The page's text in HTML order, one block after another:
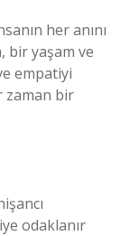
her anını
bir yaşam ve
empatiyi
zaman bir
odaklanır